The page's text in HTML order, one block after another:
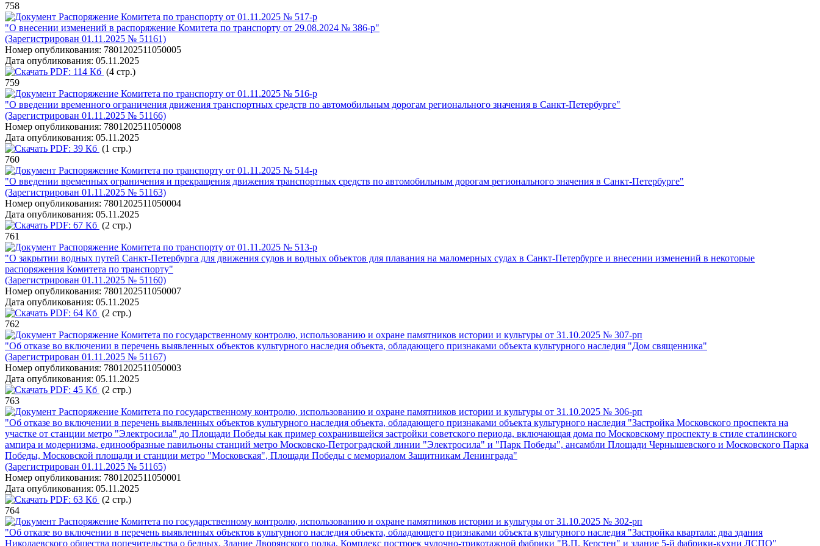
758
Распоряжение Комитета по транспорту от 01.11.2025 № 517-р
"О внесении изменений в распоряжение Комитета по транспорту от 29.08.2024 № 386-р"
(Зарегистрирован 01.11.2025 № 51161)
Номер опубликования: 7801202511050005
Дата опубликования: 05.11.2025
PDF: 114 Кб (4 стр.)
759
Распоряжение Комитета по транспорту от 01.11.2025 № 516-р
"О введении временного ограничения движения транспортных средств по автомобильным дорогам регионального значения в Санкт-Петербурге"
(Зарегистрирован 01.11.2025 № 51166)
Номер опубликования: 7801202511050008
Дата опубликования: 05.11.2025
PDF: 39 Кб (1 стр.)
760
Распоряжение Комитета по транспорту от 01.11.2025 № 514-р
"О введении временных ограничения и прекращения движения транспортных средств по автомобильным дорогам регионального значения в Санкт-Петербурге"
(Зарегистрирован 01.11.2025 № 51163)
Номер опубликования: 7801202511050004
Дата опубликования: 05.11.2025
PDF: 67 Кб (2 стр.)
761
Распоряжение Комитета по транспорту от 01.11.2025 № 513-р
"О закрытии водных путей Санкт-Петербурга для движения судов и водных объектов для плавания на маломерных судах в Санкт-Петербурге и внесении изменений в некоторые
распоряжения Комитета по транспорту"
(Зарегистрирован 01.11.2025 № 51160)
Номер опубликования: 7801202511050007
Дата опубликования: 05.11.2025
PDF: 64 Кб (2 стр.)
762
Распоряжение Комитета по государственному контролю, использованию и охране памятников истории и культуры от 31.10.2025 № 307-рп
"Об отказе во включении в перечень выявленных объектов культурного наследия объекта, обладающего признаками объекта культурного наследия "Дом священника"
(Зарегистрирован 01.11.2025 № 51167)
Номер опубликования: 7801202511050003
Дата опубликования: 05.11.2025
PDF: 45 Кб (2 стр.)
763
Распоряжение Комитета по государственному контролю, использованию и охране памятников истории и культуры от 31.10.2025 № 306-рп
"Об отказе во включении в перечень выявленных объектов культурного наследия объекта, обладающего признаками объекта культурного наследия "Застройка Московского проспекта на
участке от станции метро "Электросила" до Площади Победы как пример сохранившейся застройки советского периода, включающая дома по Московскому проспекту в стиле сталинского
ампира и модернизма, единообразные павильоны станций метро Московско-Петроградской линии "Электросила" и "Парк Победы", ансамбли Площади Чернышевского и Московского Парка
Победы, Московской площади и станции метро "Московская", Площади Победы с мемориалом Защитникам Ленинграда"
(Зарегистрирован 01.11.2025 № 51165)
Номер опубликования: 7801202511050001
Дата опубликования: 05.11.2025
PDF: 63 Кб (2 стр.)
764
Распоряжение Комитета по государственному контролю, использованию и охране памятников истории и культуры от 31.10.2025 № 302-рп
"Об отказе во включении в перечень выявленных объектов культурного наследия объекта, обладающего признаками объекта культурного наследия "Застройка квартала: два здания
Николаевского общества попечительства о бедных, Здание Дворянского полка, Комплекс построек чулочно-трикотажной фабрики "В.П. Керстен" и здание 5-й фабрики-кухни ЛСПО"